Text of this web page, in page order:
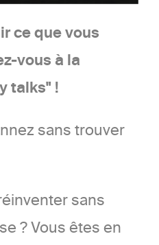
ce que vous
vous à la
talks" !
sans trouver
sans
? Vous êtes en